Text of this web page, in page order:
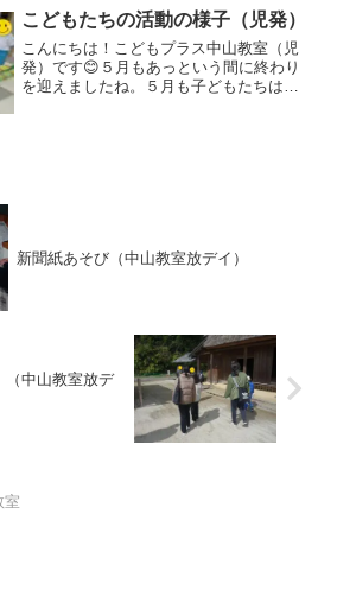
な？😊こどもプラスの車にも...
こどもたちの活動の様子（児発）
こんにちは！こどもプラス中山教室（児
発）です😊５月もあっという間に終わり
を迎えましたね。５月も子どもたちは元
新聞紙あそび（中山教室放デイ）
（中山教室放デ
室